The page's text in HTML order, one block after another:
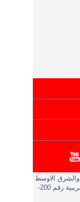
الاوسط
سجل تجاري رقم 5-00111-191 ,بطاقة ضريبية رقم 200-